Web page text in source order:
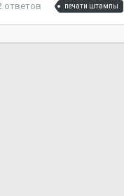
ответов печати штампы